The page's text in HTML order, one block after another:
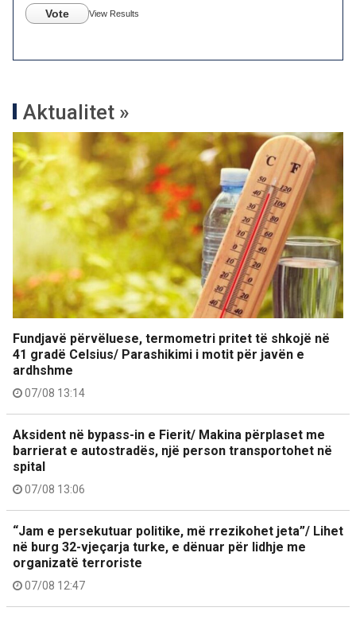
Vote View Results
Aktualitet »
Fundjavë përvëluese, termometri pritet të shkojë në
41 gradë Celsius/ Parashikimi i motit për javën e
ardhshme
07/08 13:14
Aksident në bypass-in e Fierit/ Makina përplaset me
barrierat e autostradës, një person transportohet në
spital
07/08 13:06
“Jam e persekutuar politike, më rrezikohet jeta”/ Lihet
në burg 32-vjeçarja turke, e dënuar për lidhje me
organizatë terroriste
07/08 12:47